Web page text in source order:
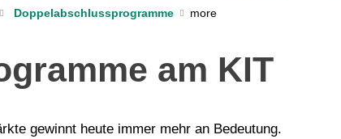
Doppelabschlussprogramme
am KIT
gewinnt heute immer mehr an Bedeutung.